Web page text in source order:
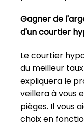
Gagner de
d'un courtier
Le courtier
du meilleur
expliquera le
veillera à vous
pièges. Il vous
choix en